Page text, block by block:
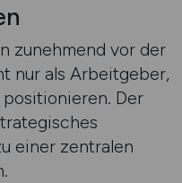
zunehmend vor der
nur als Arbeitgeber,
Der
einer zentralen